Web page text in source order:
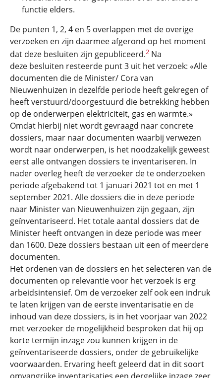
functie elders.
De punten 1, 2, 4 en 5 overlappen met de overige
verzoeken en zijn daarmee afgerond op het moment
dat deze besluiten zijn gepubliceerd.2 Na
deze besluiten resteerde punt 3 uit het verzoek: «Alle
documenten die de Minister/ Cora van
Nieuwenhuizen in dezelfde periode heeft gekregen of
heeft verstuurd/doorgestuurd die betrekking hebben
op de onderwerpen elektriciteit, gas en warmte.»
Omdat hierbij niet wordt gevraagd naar concrete
dossiers, maar naar documenten waarbij verwezen
wordt naar onderwerpen, is het noodzakelijk geweest
eerst alle ontvangen dossiers te inventariseren. In
nader overleg heeft de verzoeker de te onderzoeken
periode afgebakend tot 1 januari 2021 tot en met 1
september 2021. Alle dossiers die in deze periode
naar Minister van Nieuwenhuizen zijn gegaan, zijn
geïnventariseerd. Het totale aantal dossiers dat de
Minister heeft ontvangen in deze periode was meer
dan 1600. Deze dossiers bestaan uit een of meerdere
documenten.
Het ordenen van de dossiers en het selecteren van de
documenten op relevantie voor het verzoek is erg
arbeidsintensief. Om de verzoeker zelf ook een indruk
te laten krijgen van de eerste inventarisatie en de
inhoud van deze dossiers, is in het voorjaar van 2022
met verzoeker de mogelijkheid besproken dat hij op
korte termijn inzage zou kunnen krijgen in de
geïnventariseerde dossiers, onder de gebruikelijke
voorwaarden. Ervaring heeft geleerd dat in dit soort